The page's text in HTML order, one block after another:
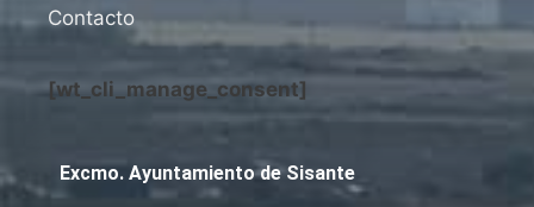
Contacto
[wt_cli_manage_consent]
Excmo. Ayuntamiento de Sisante